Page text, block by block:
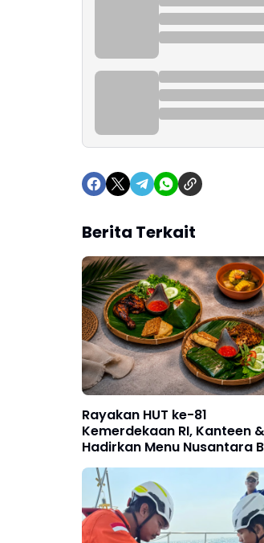
Berita Terkait
Rayakan HUT ke-81
Kemerdekaan RI, Kanteen
Hadirkan Menu Nusantara
dan Promo Paket Spesial
Rp81.000